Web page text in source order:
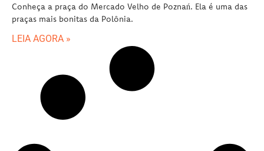
Conheça a praça do Mercado Velho de Poznań. Ela é uma das
praças mais bonitas da Polônia.
LEIA AGORA »